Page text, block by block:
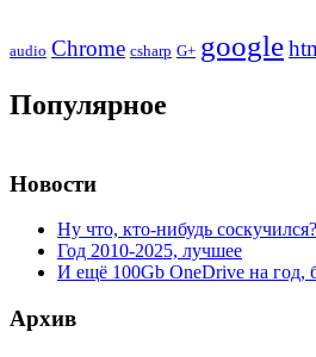
audio Chrome csharp G+ google
Популярное
Новости
Ну что, кто-нибудь
Год 2010-2025, лучшее
И ещё 100Gb OneDrive на год,
Архив